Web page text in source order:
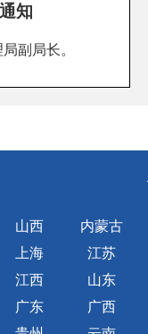
知
副局长。
山西
内蒙古
上海
江苏
江西
山东
广东
广西